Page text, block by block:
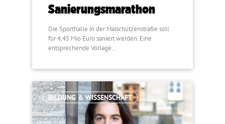
Sanierungsmarathon
Die Sporthalle in der Maischützenstraße soll
für 4,45 Mio Euro saniert werden. Eine
entsprechende Vorlage…
BILDUNG & WISSENSCHAFT